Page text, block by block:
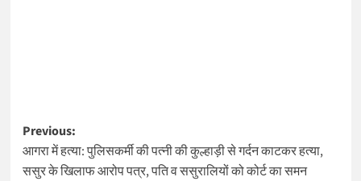
Post
navigation
Previous:
आगरा में हत्या: पुलिसकर्मी की पत्नी की कुल्हाड़ी से गर्दन काटकर हत्या,
ससुर के खिलाफ आरोप पत्र, पति व ससुरालियों को कोर्ट का समन